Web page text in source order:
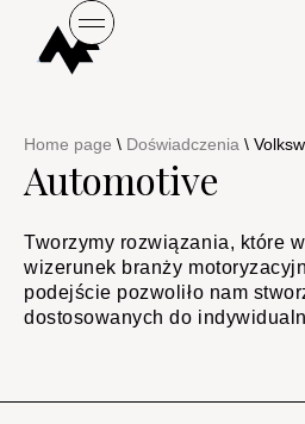
Home page \ Doświadczenia \
Automotive
Tworzymy rozwiązania, które
wizerunek branży
podejście pozwoliło nam
dostosowanych do